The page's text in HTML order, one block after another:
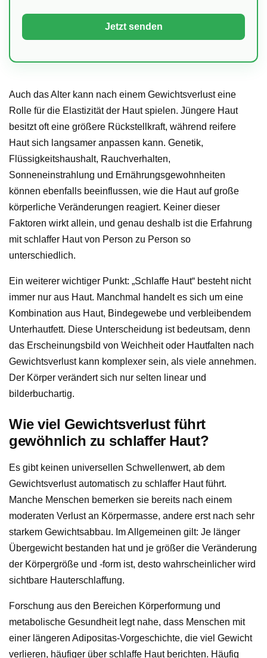
Auch das Alter kann nach einem Gewichtsverlust eine
Rolle für die Elastizität der Haut spielen. Jüngere Haut
besitzt oft eine größere Rückstellkraft, während reifere
Haut sich langsamer anpassen kann. Genetik,
Flüssigkeitshaushalt, Rauchverhalten,
Sonneneinstrahlung und Ernährungsgewohnheiten
können ebenfalls beeinflussen, wie die Haut auf große
körperliche Veränderungen reagiert. Keiner dieser
Faktoren wirkt allein, und genau deshalb ist die Erfahrung
mit schlaffer Haut von Person zu Person so
unterschiedlich.
Ein weiterer wichtiger Punkt: „Schlaffe Haut“ besteht nicht
immer nur aus Haut. Manchmal handelt es sich um eine
Kombination aus Haut, Bindegewebe und verbleibendem
Unterhautfett. Diese Unterscheidung ist bedeutsam, denn
das Erscheinungsbild von Weichheit oder Hautfalten nach
Gewichtsverlust kann komplexer sein, als viele annehmen.
Der Körper verändert sich nur selten linear und
bilderbuchartig.
Wie viel Gewichtsverlust führt
gewöhnlich zu schlaffer Haut?
Es gibt keinen universellen Schwellenwert, ab dem
Gewichtsverlust automatisch zu schlaffer Haut führt.
Manche Menschen bemerken sie bereits nach einem
moderaten Verlust an Körpermasse, andere erst nach sehr
starkem Gewichtsabbau. Im Allgemeinen gilt: Je länger
Übergewicht bestanden hat und je größer die Veränderung
der Körpergröße und -form ist, desto wahrscheinlicher wird
sichtbare Hauterschlaffung.
Forschung aus den Bereichen Körperformung und
metabolische Gesundheit legt nahe, dass Menschen mit
einer längeren Adipositas-Vorgeschichte, die viel Gewicht
verlieren, häufiger über schlaffe Haut berichten. Häufig